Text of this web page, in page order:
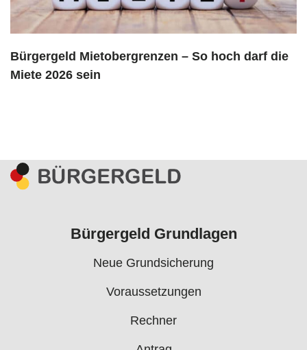
Bürgergeld Mietobergrenzen – So hoch darf die
Miete 2026 sein
Bürgergeld Grundlagen
Neue Grundsicherung
Voraussetzungen
Rechner